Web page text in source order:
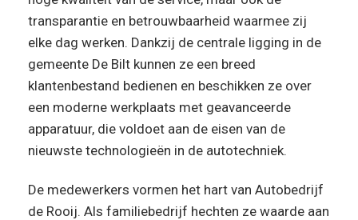
transparantie en betrouwbaarheid waarmee zij
elke dag werken. Dankzij de centrale ligging in de
gemeente De Bilt kunnen ze een breed
klantenbestand bedienen en beschikken ze over
een moderne werkplaats met geavanceerde
apparatuur, die voldoet aan de eisen van de
nieuwste technologieën in de autotechniek.
De medewerkers vormen het hart van Autobedrijf
de Rooij. Als familiebedrijf hechten ze waarde aan